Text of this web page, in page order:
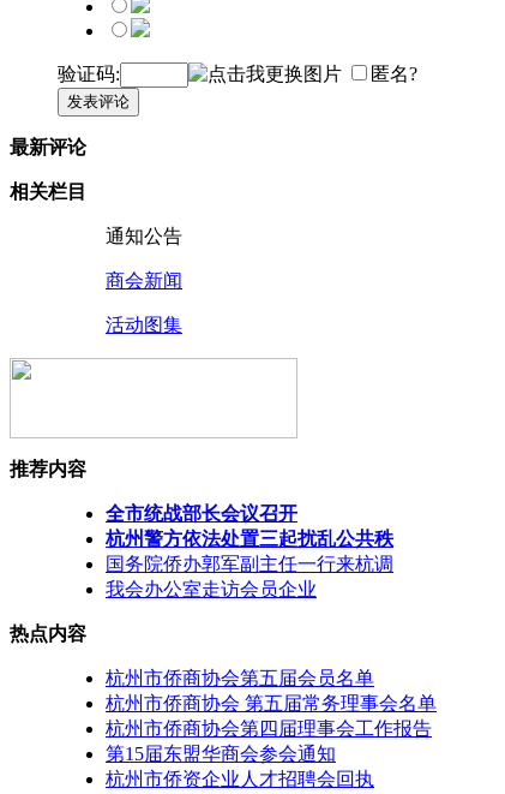
验证码: 匿名?
发表评论
最新评论
相关栏目
通知公告
商会新闻
活动图集
推荐内容
全市统战部长会议召开
杭州警方依法处置三起扰乱公共秩
国务院侨办郭军副主任一行来杭调
我会办公室走访会员企业
热点内容
杭州市侨商协会第五届会员名单
杭州市侨商协会 第五届常务理事会名单
杭州市侨商协会第四届理事会工作报告
第15届东盟华商会参会通知
杭州市侨资企业人才招聘会回执